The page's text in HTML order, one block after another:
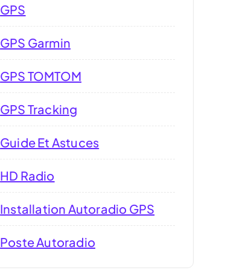
GPS
GPS Garmin
GPS TOMTOM
GPS Tracking
Guide Et Astuces
HD Radio
Installation Autoradio GPS
Poste Autoradio